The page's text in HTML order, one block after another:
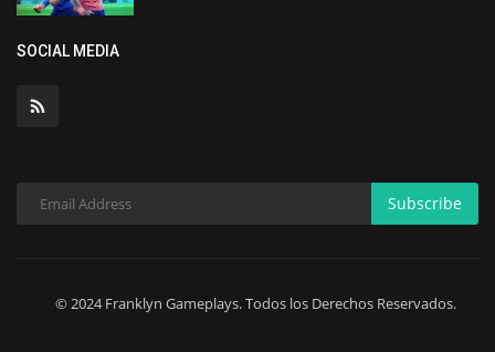
SOCIAL MEDIA
Subscribe
© 2024 Franklyn Gameplays. Todos los Derechos Reservados.